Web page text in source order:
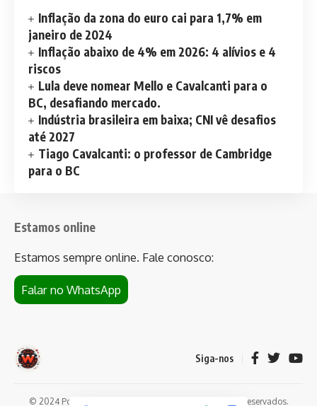
Inflação da zona do euro cai para 1,7% em
janeiro de 2024
Inflação abaixo de 4% em 2026: 4 alívios e 4
riscos
Lula deve nomear Mello e Cavalcanti para o
BC, desafiando mercado.
Indústria brasileira em baixa; CNI vê desafios
até 2027
Tiago Cavalcanti: o professor de Cambridge
para o BC
Estamos online
Estamos sempre online. Fale conosco:
Falar no WhatsApp
Siga-nos
© 2024 Portal de notícias Web Flush. Todos os direitos reservados.